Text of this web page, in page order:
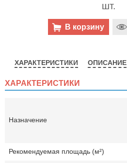
шт.
В корзину
ХАРАКТЕРИСТИКИ ОПИСАНИЕ
ХАРАКТЕРИСТИКИ
Назначение
Рекомендуемая площадь (м²)